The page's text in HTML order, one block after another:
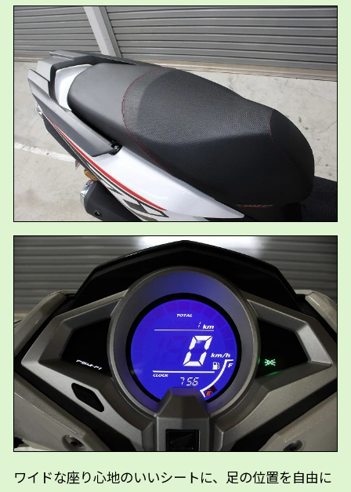
ワイドな座り心地のいいシートに、足の位置を自由に